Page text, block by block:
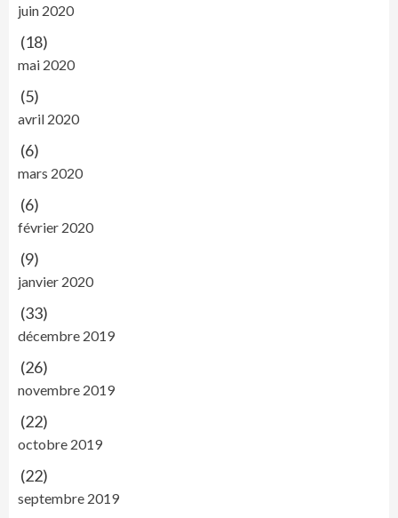
juin 2020
(18)
mai 2020
(5)
avril 2020
(6)
mars 2020
(6)
février 2020
(9)
janvier 2020
(33)
décembre 2019
(26)
novembre 2019
(22)
octobre 2019
(22)
septembre 2019